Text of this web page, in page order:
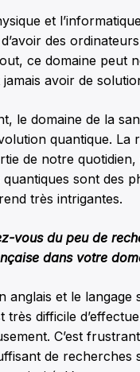
et
des
ce domaine peut
avoir de
le domaine de la
quantique. La
de notre
sont des
très intrigantes.
vous du peu de
dans votre
anglais et le
très difficile
C’est
de recherches